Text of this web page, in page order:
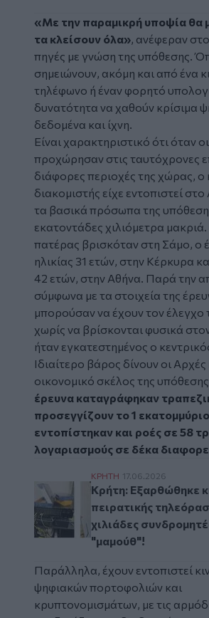
«Με την παραμικρή υποψία θα
τα κλείσουν όλα», ανέφεραν
πηγές με γνώση της υπόθεσης.
σημειώνουν, ακόμη και από ένα
τηλέφωνο ή έναν φορητό
δυνατότητα να χαθούν κρίσιμα
δεδομένα και ίχνη.
Είναι χαρακτηριστικό ότι όταν
προχώρησαν στις ταυτόχρονες
διάφορες περιοχές της χώρας, ο
διακομιστής είχε εντοπιστεί στο
τα βασικά πρόσωπα της
εκατοντάδες χιλιόμετρα
πατέρας βρισκόταν στη Σάμο, ο
ηλικίας 31 ετών, στην Κέρκυρα
42 ετών, στην Αθήνα. Παρά την
σύμφωνα με τα στοιχεία της
μπορούσαν να έχουν τον έλεγχο
χωρίς να βρίσκονται φυσικά
ήταν εγκατεστημένος ο
Ιδιαίτερο βάρος δίνουν οι Αρχές
οικονομικό σκέλος της
έρευνα καταγράφηκαν
προσεγγίζουν το 1
εντοπίστηκαν και ροές σε 58
λογαριασμούς σε δέκα
Κρήτη: Εξαρθώθηκε
ΚΡΗΤΗ 17.06.2026
Κρήτη: Εξαρθώθηκε
πειρατικής
χιλιάδες
"μαμούθ"!
Παράλληλα, έχουν εντοπιστεί
ψηφιακών πορτοφολιών και
κρυπτονομισμάτων, με τις